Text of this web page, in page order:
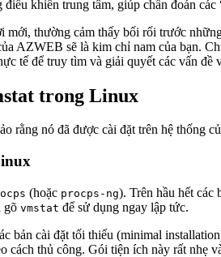
khiển trung tâm, giúp chẩn đoán các
thường cảm thấy bối rối trước
AZWEB sẽ là kim chỉ nam của bạn.
tế để truy tìm và giải quyết các vấn
trong Linux
rằng nó đã được cài đặt trên hệ thống
(hoặc procps-ng). Trên hầu hết các
gõ vmstat để sử dụng ngay lập tức.
bản cài đặt tối thiểu (minimal
cách thủ công. Gói tiện ích này rất nhẹ